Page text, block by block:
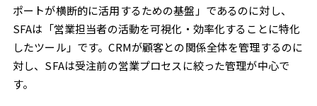
ポートが横断的に活用するための基盤」であるのに対し、
SFAは「営業担当者の活動を可視化・効率化することに特化
したツール」です。CRMが顧客との関係全体を管理するのに
対し、SFAは受注前の営業プロセスに絞った管理が中心で
す。